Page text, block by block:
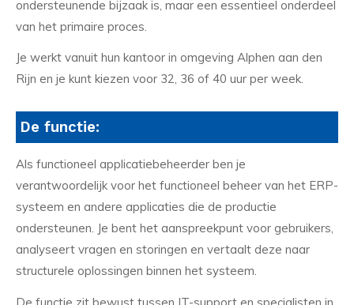
ondersteunende bijzaak is, maar een essentieel onderdeel
van het primaire proces.
Je werkt vanuit hun kantoor in omgeving Alphen aan den
Rijn en je kunt kiezen voor 32, 36 of 40 uur per week.
De functie:
Als functioneel applicatiebeheerder ben je
verantwoordelijk voor het functioneel beheer van het ERP-
systeem en andere applicaties die de productie
ondersteunen. Je bent het aanspreekpunt voor gebruikers,
analyseert vragen en storingen en vertaalt deze naar
structurele oplossingen binnen het systeem.